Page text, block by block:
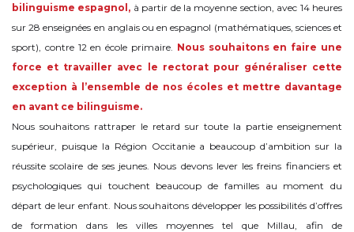
bilinguisme espagnol, à partir de la moyenne section, avec 14 heures
sur 28 enseignées en anglais ou en espagnol (mathématiques, sciences et
sport), contre 12 en école primaire. Nous souhaitons en faire une
force et travailler avec le rectorat pour généraliser cette
exception à l’ensemble de nos écoles et mettre davantage
en avant ce bilinguisme.
Nous souhaitons rattraper le retard sur toute la partie enseignement
supérieur, puisque la Région Occitanie a beaucoup d’ambition sur la
réussite scolaire de ses jeunes. Nous devons lever les freins financiers et
psychologiques qui touchent beaucoup de familles au moment du
départ de leur enfant. Nous souhaitons développer les possibilités d’offres
de formation dans les villes moyennes tel que Millau, afin de